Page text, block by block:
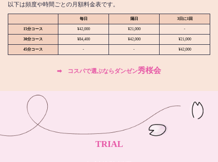
以下は頻度や時間ごとの月額料金表です。
毎日 隔日 3日に1回
15分コース ¥42,000 ¥21,000 -
30分コース ¥84,400 ¥42,000 ¥21,000
45分コース - - ¥42,000
➡︎ コスパで選ぶならダンゼン秀桜会
TRIAL